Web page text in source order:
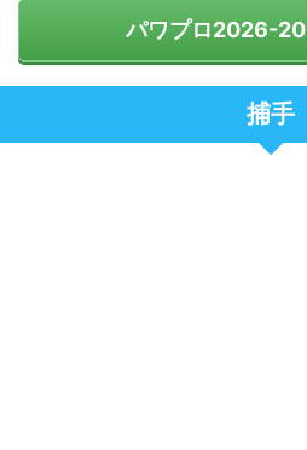
パワプロ2026-
捕手